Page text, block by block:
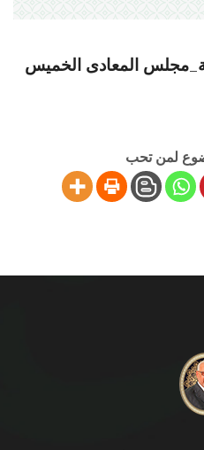
المعادى الخميس
لمن تحب